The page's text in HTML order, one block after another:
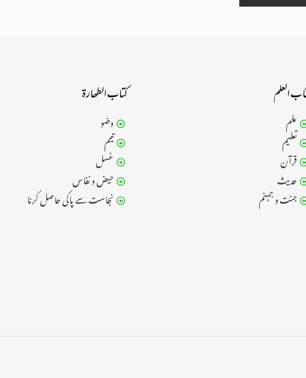
الـعلــم
علم
تعلیم
قرآن
حدیث
جنت و جہنم
کتــاب الــطھـــارۃ
وضو
تیمم
غسل
حیض و نفاس
نجاست سے پاکی حاصل کرنا